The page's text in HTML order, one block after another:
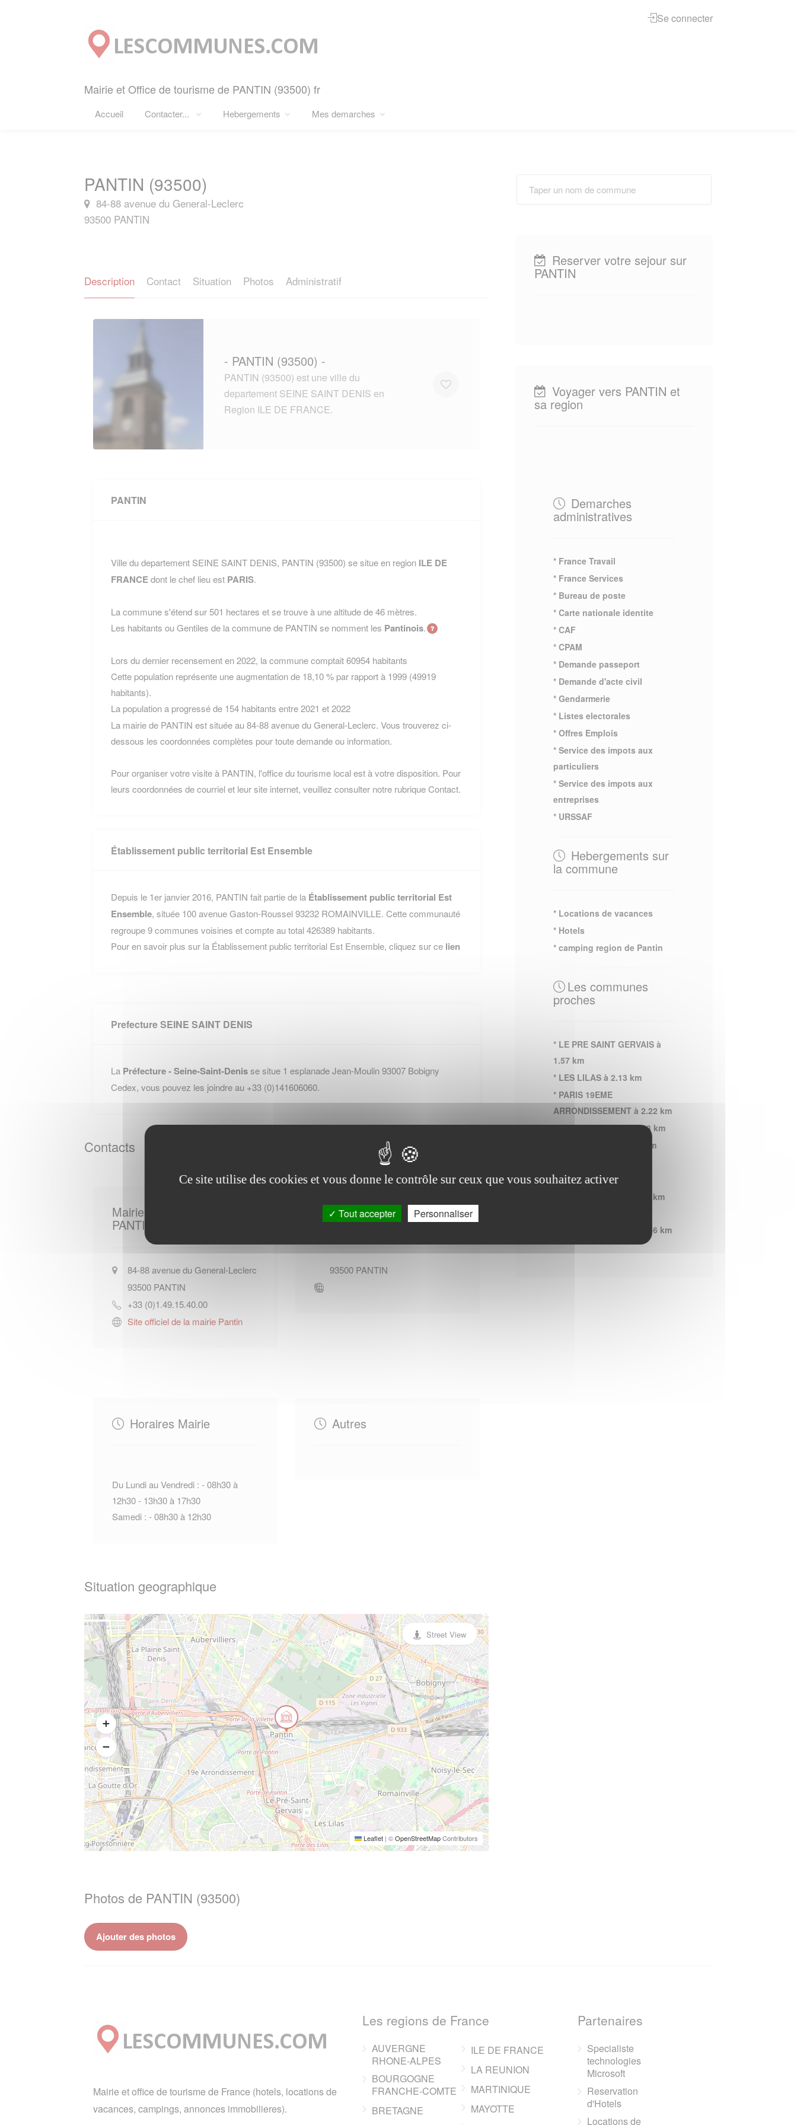
Mairie et Office de tourisme de PANTIN (93500) fr
Accueil Contacter... Hebergements Mes demarches
Se connecter
PANTIN (93500)
84-88 avenue du General-Leclerc
93500 PANTIN
Description Contact Situation Photos Administratif
- PANTIN (93500) -
PANTIN (93500) est une ville du
departement SEINE SAINT DENIS en
Region ILE DE FRANCE.
PANTIN
Ville du departement SEINE SAINT DENIS, PANTIN (93500) se situe en region ILE DE
FRANCEdont le chef lieu est PARIS.
La commune s'étend sur 501 hectares et se trouve à une altitude de 46 mètres.
Les habitants ou Gentiles de la commune de PANTIN se nomment les Pantinois.
Lors du dernier recensement en 2022, la commune comptait 60954 habitants
Cette population représente une augmentation de 18,10 % par rapport à 1999 (49919
habitants).
La population a progressé de 154 habitants entre 2021 et 2022
La mairie de PANTIN est située au 84-88 avenue du General-Leclerc. Vous trouverez ci-
dessous les coordonnées complètes pour toute demande ou information.
Pour organiser votre visite à PANTIN, l'office du tourisme local est à votre disposition. Pour
leurs coordonnées de courriel et leur site internet, veuillez consulter notre rubrique Contact.
Établissement public territorial Est Ensemble
Depuis le 1er janvier 2016, PANTIN fait partie de la Établissement public territorial Est
Ensemble, située 100 avenue Gaston-Roussel 93232 ROMAINVILLE. Cette communauté
regroupe 9 communes voisines et compte au total 426389 habitants.
Pour en savoir plus sur la Établissement public territorial Est Ensemble, cliquez sur ce lien
Prefecture SEINE SAINT DENIS
La Préfecture - Seine-Saint-Denisse situe 1 esplanade Jean-Moulin 93007 Bobigny
Cedex, vous pouvez les joindre au +33 (0)141606060.
Contacts
Mairie de
PANTIN
84-88 avenue du General-Leclerc
93500 PANTIN
+33 (0)1.49.15.40.00
Site officiel de la mairie Pantin
Office de tourisme de
Pantin
93500 PANTIN
Horaires Mairie
Du Lundi au Vendredi : - 08h30 à
12h30 - 13h30 à 17h30
Samedi : - 08h30 à 12h30
Autres
Situation geographique
Leaflet | ©OpenStreetMapContributors
Street View
Photos de PANTIN (93500)
Ajouter des photos
Reserver votre sejour sur
PANTIN
Voyager vers PANTIN et
sa region
Demarches
administratives
* France Travail
* France Services
* Bureau de poste
* Carte nationale identite
* CAF
* CPAM
* Demande passeport
* Demande d'acte civil
* Gendarmerie
* Listes electorales
* Offres Emplois
* Service des impots aux
particuliers
* Service des impots aux
entreprises
* URSSAF
Hebergements sur
la commune
* Locations de vacances
* Hotels
* camping region de Pantin
Les communes
proches
* LE PRE SAINT GERVAIS à
1.57 km
* LES LILAS à 2.13 km
* PARIS 19EME
ARRONDISSEMENT à 2.22 km
* AUBERVILLIERS à 2.53 km
* ROMAINVILLE à 2.60 km
* BAGNOLET à 3.29 km
* LA COURNEUVE à 3.50 km
ARRONDISSEMENT à 3.56 km
Mairie et office de tourisme de France (hotels, locations de
vacances, campings, annonces immobilieres).
Les regions de France
AUVERGNE
RHONE-ALPES
BOURGOGNE
FRANCHE-COMTE
BRETAGNE
ILE DE FRANCE
LA REUNION
MARTINIQUE
MAYOTTE
Partenaires
Specialiste
technologies
Microsoft
Reservation
d'Hotels
Locations de
Ce site utilise des cookies et vous donne le contrôle sur ceux que vous souhaitez activer
Tout accepter Personnaliser